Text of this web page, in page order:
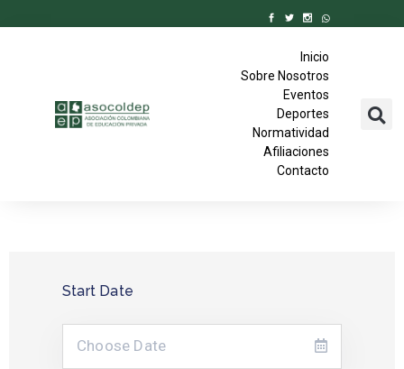
Inicio
Sobre Nosotros
Eventos
Deportes
Normatividad
Afiliaciones
Contacto
Start Date